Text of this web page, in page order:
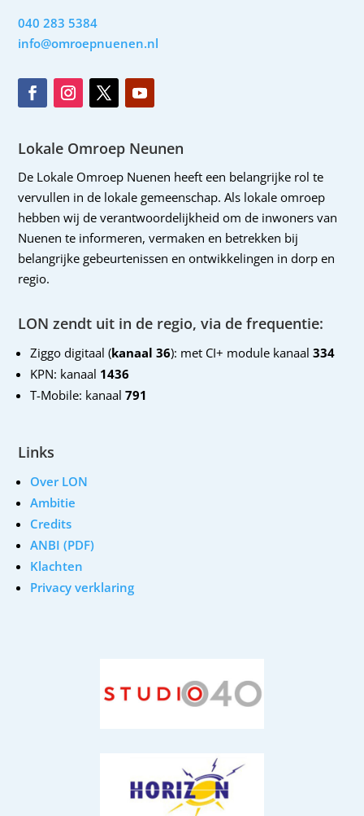
040 283 5384
info@omroepnuenen.nl
Lokale Omroep Neunen
De Lokale Omroep Nuenen heeft een belangrijke rol te
vervullen in de lokale gemeenschap. Als lokale omroep
hebben wij de verantwoordelijkheid om de inwoners van
Nuenen te informeren, vermaken en betrekken bij
belangrijke gebeurtenissen en ontwikkelingen in dorp en
regio.
LON zendt uit in de regio, via de frequentie:
Ziggo digitaal (kanaal 36): met CI+ module kanaal 334
KPN: kanaal 1436
T-Mobile: kanaal791
Links
Over LON
Ambitie
Credits
ANBI (PDF)
Klachten
Privacy verklaring